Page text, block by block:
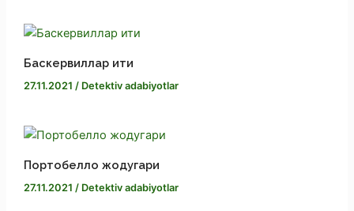
Баскервиллар ити
27.11.2021 / Detektiv adabiyotlar
Портобелло жодугари
27.11.2021 / Detektiv adabiyotlar